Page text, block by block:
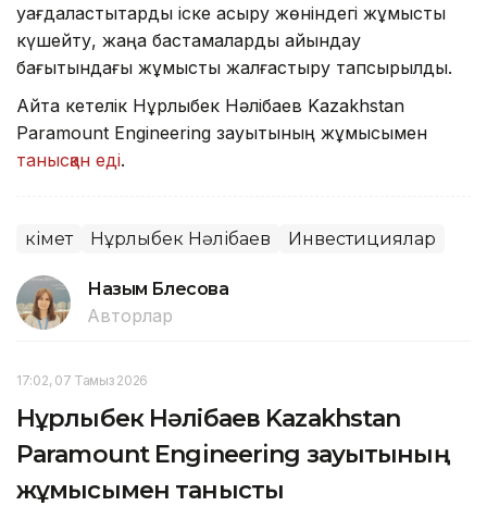
уағдаластықтарды іске асыру жөніндегі жұмысты
күшейту, жаңа бастамаларды айқындау
бағытындағы жұмысты жалғастыру тапсырылды.
Айта кетелік Нұрлыбек Нәлібаев Kazakhstan
Paramount Engineering зауытының жұмысымен
танысқан еді.
Үкімет Нұрлыбек Нәлібаев Инвестициялар
Назым Бөлесова
Авторлар
17:02, 07 Тамыз 2026
Нұрлыбек Нәлібаев Kazakhstan
Paramount Engineering зауытының
жұмысымен танысты